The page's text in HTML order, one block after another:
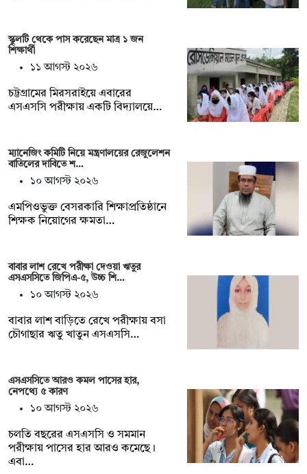
স্কুলটি থেকে পাস করেছেন মাত্র ১ জন
শিক্ষার্থী
১১ আগস্ট ২০২৬
চট্টগ্রামের মিরসরাইয়ে এবারের
এসএসসি পরীক্ষায় একটি বিদ্যালয়ে…
ম্যানেজিং কমিটি নিয়ে মন্ত্রণালয়ের রেজুলেশন
বাতিলের দাবিতে শ…
১০ আগস্ট ২০২৬
এমপিওভুক্ত বেসরকারি শিক্ষাপ্রতিষ্ঠানে
শিক্ষক নিয়োগের ক্ষমতা…
বাবার লাশ রেখে পরীক্ষা দেওয়া ঋতুর
এসএসসিতে জিপিএ-৫, উচ্চ শি…
১০ আগস্ট ২০২৬
বাবার লাশ বাড়িতে রেখে পরীক্ষায় বসা
চৌগাছার ঋতু খাতুন এসএসসি…
এসএসসিতে আরও কমল পাসের হার,
নেপথ্যে ৫ কারণ
১০ আগস্ট ২০২৬
চলতি বছরের এসএসসি ও সমমান
পরীক্ষায় পাসের হার আরও কমেছে।
এবা…